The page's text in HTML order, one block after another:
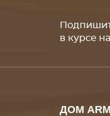
в курсе
ДОМ